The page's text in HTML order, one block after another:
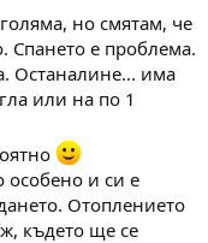
но смятам, че
Спането е проблема.
Останалине... има
или на по 1
и си е
Отоплението
където ще се